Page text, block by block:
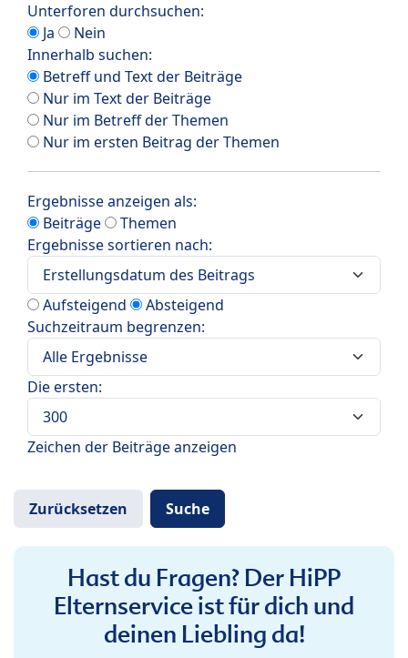
Unterforen durchsuchen:
Ja
Nein
Innerhalb suchen:
Betreff und Text der Beiträge
Nur im Text der Beiträge
Nur im Betreff der Themen
Nur im ersten Beitrag der Themen
Ergebnisse anzeigen als:
Beiträge
Themen
Ergebnisse sortieren nach:
Aufsteigend
Absteigend
Suchzeitraum begrenzen:
Die ersten:
Zeichen der Beiträge anzeigen
Hast du Fragen? Der HiPP
Elternservice ist für dich und
deinen Liebling da!